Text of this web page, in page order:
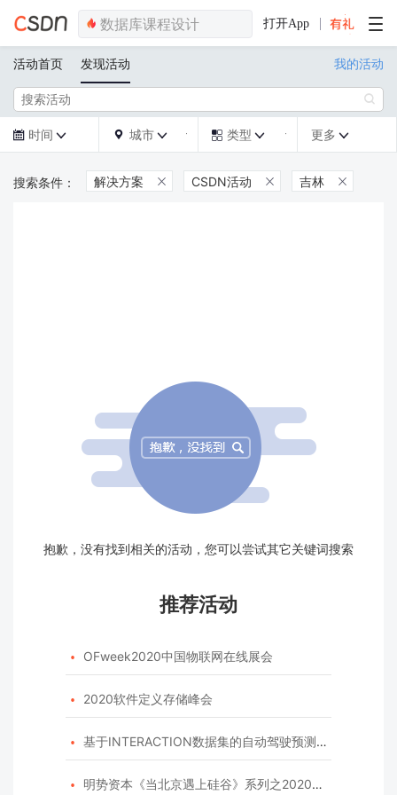
打开App
活动首页 发现活动 我的活动

 时间   城市   类型  更多 
解决方案  CSDN活动  吉林 
抱歉，没有找到相关的活动，您可以尝试其它关键词搜索
推荐活动
 OFweek2020中国物联网在线展会
 2020软件定义存储峰会
 基于INTERACTION数据集的自动驾驶预测模型挑战赛
 明势资本《当北京遇上硅谷》系列之2020年度开源峰会